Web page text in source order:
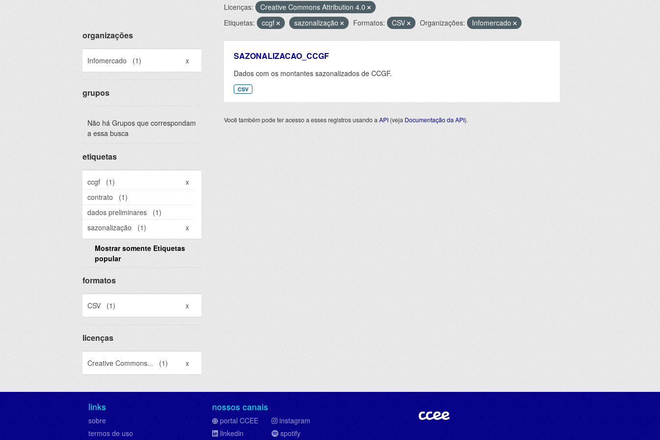
organizações
Infomercado (1) x
grupos
Não há Grupos que correspondam
a essa busca
etiquetas
ccgf (1)
x
contrato
(1)
dados preliminares
(1)
sazonalização
(1) x
Mostrar somente Etiquetas
popular
formatos
CSV (1) x
licenças
Creative Commons... (1) x
Licenças:
Creative Commons Attribution 4.0
Etiquetas:
ccgf sazonalização Formatos: CSV Organizações: Infomercado
SAZONALIZACAO_CCGF
Dados com os montantes sazonalizados de CCGF.
CSV
Você também pode ter acesso a esses registros usando a API (veja Documentação da API).
links
sobre
termos de uso
nossos canais
portal CCEE
linkedin
instagram
spotify